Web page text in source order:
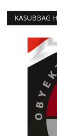
KASUBBAG